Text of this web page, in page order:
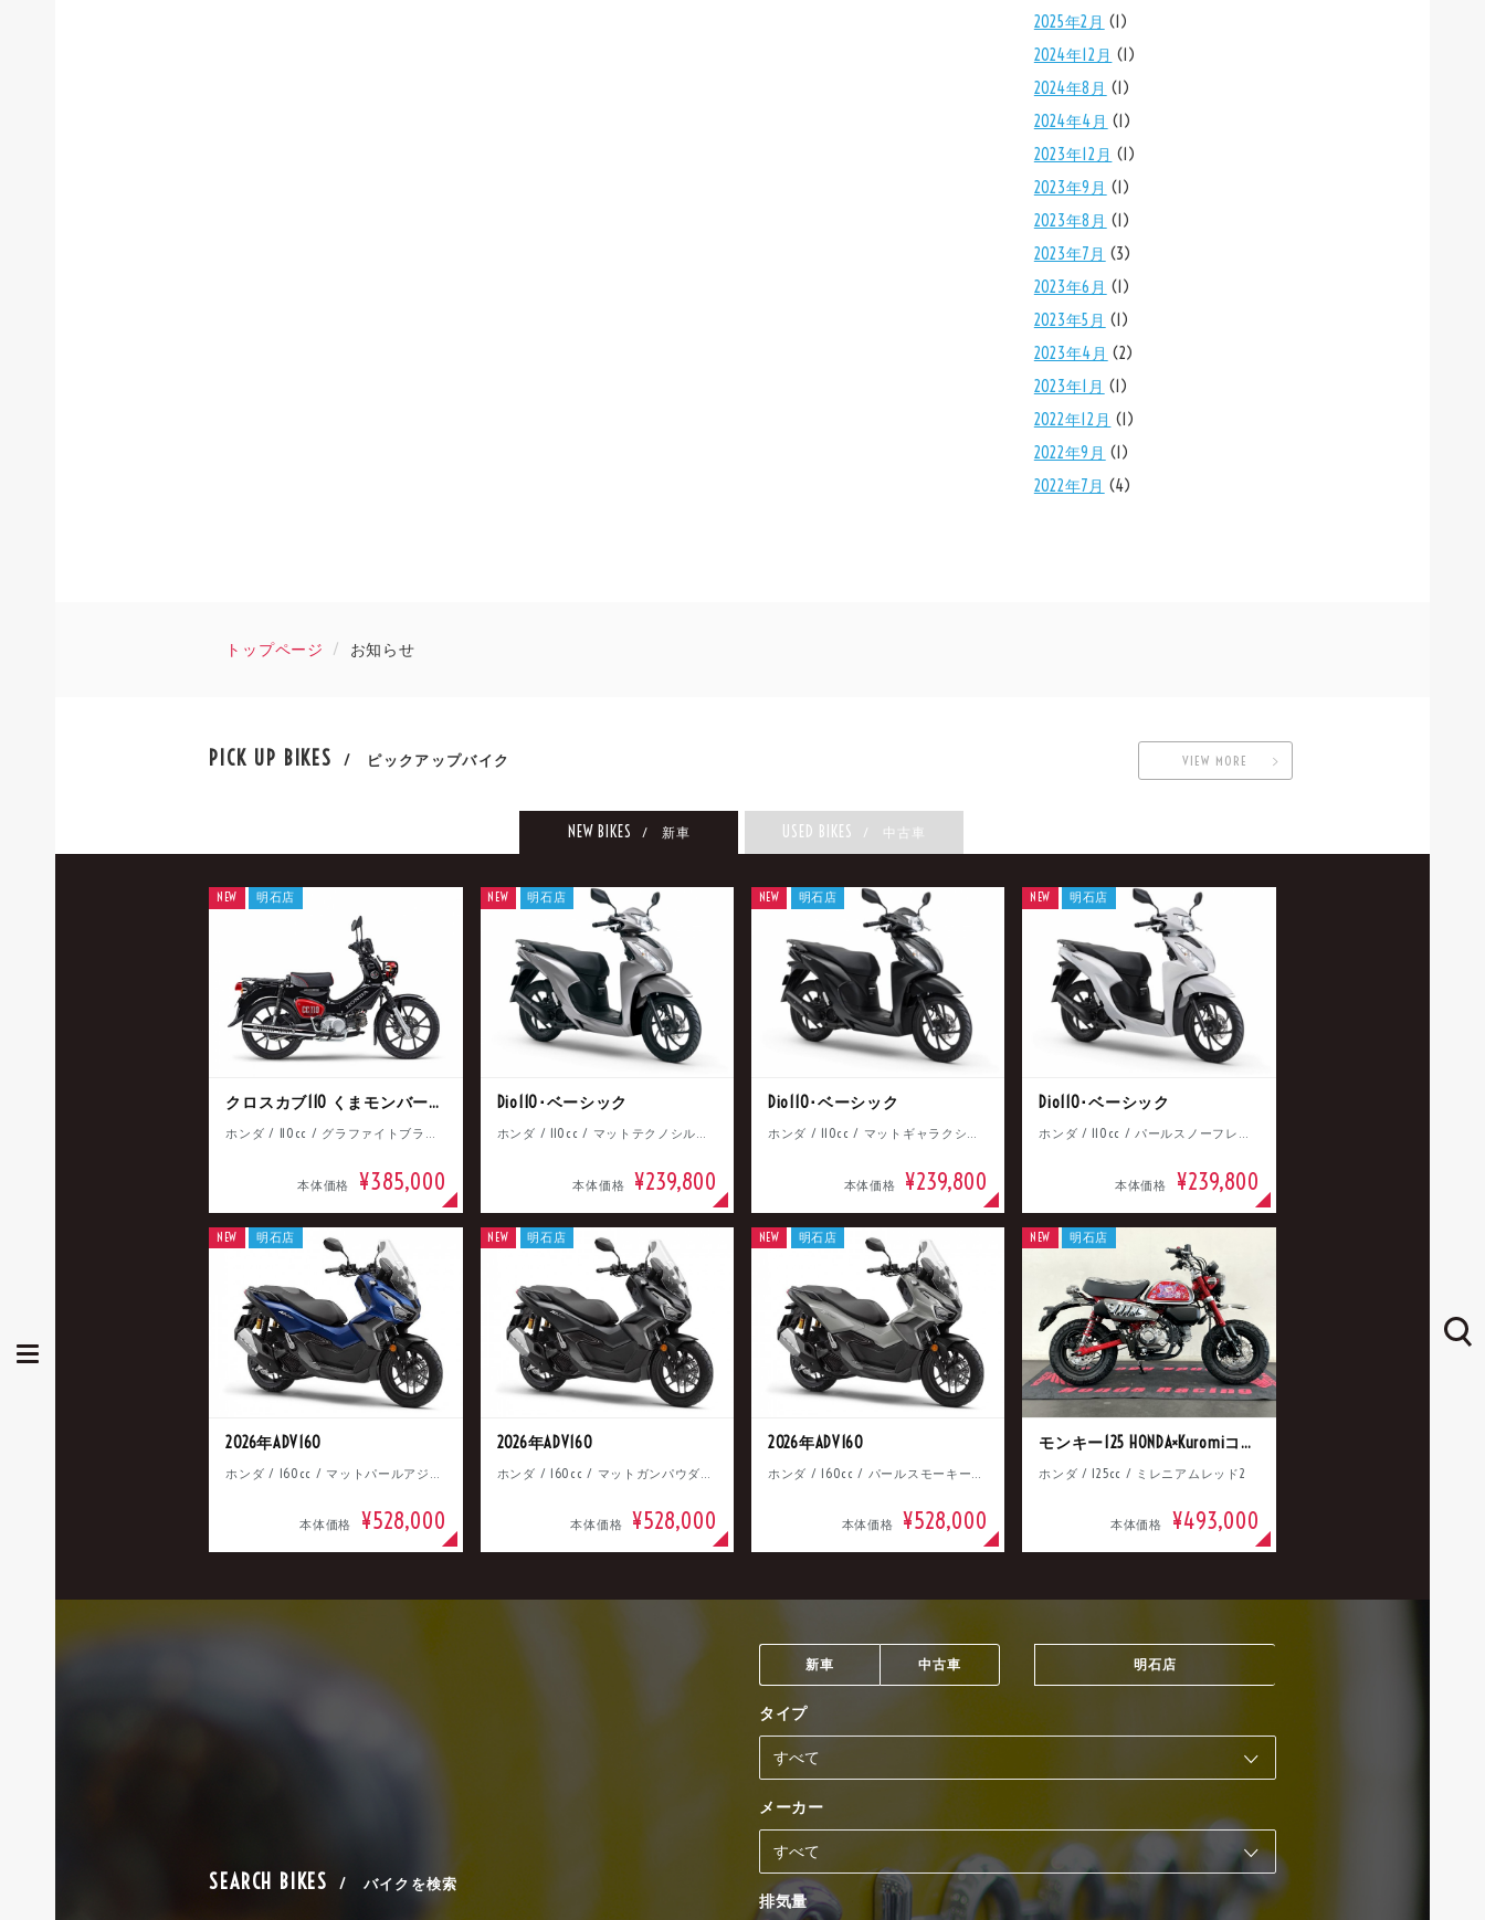
2025年2月 (1)
2024年12月 (1)
2024年8月 (1)
2024年4月 (1)
2023年12月 (1)
2023年9月 (1)
2023年8月 (1)
2023年7月 (3)
2023年6月 (1)
2023年5月 (1)
2023年4月 (2)
2023年1月 (1)
2022年12月 (1)
2022年9月 (1)
2022年7月 (4)
トップページ お知らせ
PICK UP BIKES / ピックアップバイク VIEW MORE
NEW BIKES / 新車 USED BIKES / 中古車
クロスカブ110 くまモンバージョン
ホンダ / 110cc / グラファイトブラック
本体価格 ¥385,000
NEW 明石店
Dio110･ベーシック
ホンダ / 110cc / マットテクノシルバーメタリック
本体価格 ¥239,800
NEW 明石店
Dio110･ベーシック
ホンダ / 110cc / マットギャラクシーブラックメタリック
本体価格 ¥239,800
NEW 明石店
Dio110･ベーシック
ホンダ / 110cc / パールスノーフレークホワイト
本体価格 ¥239,800
NEW 明石店
2026年ADV160
本体価格 ¥528,000
NEW 明石店
2026年ADV160
本体価格 ¥528,000
NEW 明石店
2026年ADV160
本体価格 ¥528,000
NEW 明石店
モンキー125 HONDA×Kuromiコラボ
ホンダ / 125cc / ミレニアムレッド2
本体価格 ¥493,000
NEW 明石店
SEARCH BIKES / バイクを検索
新車 中古車 明石店
タイプ
メーカー
排気量